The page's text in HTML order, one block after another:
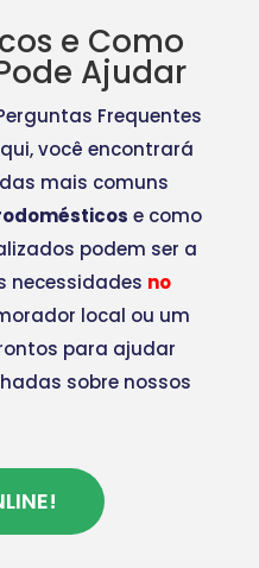
e Como
Ajudar
Frequentes
você encontrará
mais comuns
e como
podem ser a
necessidades no
local ou um
para ajudar
sobre nossos